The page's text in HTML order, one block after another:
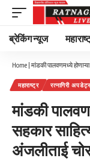
ब्रेकिंग न्यूज
Home | मांडकी पालवणमध्ये
महाराष्ट्र रत्नागिरी
मांडकी
सहकार
अंजलीताई